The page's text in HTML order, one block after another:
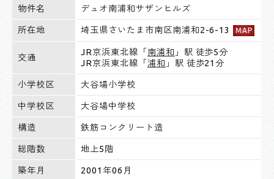
物件名 デュオ南浦和サザンヒルズ
所在地 埼玉県さいたま市南区南浦和2-6-13 MAP
交通
JR京浜東北線「 南浦和 」駅 徒歩5分
JR京浜東北線「 浦和 」駅 徒歩21分
小学校区 大谷場小学校
中学校区 大谷場中学校
構造 鉄筋コンクリート造
総階数 地上5階
築年月 2001年06月